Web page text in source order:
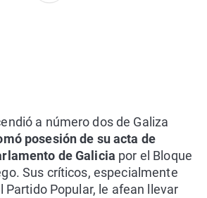
a número dos de Galiza
posesión de su acta de
de Galicia por el Bloque
Sus críticos, especialmente
Partido Popular, le afean llevar